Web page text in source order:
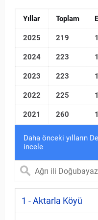
Yıllar Toplam
2025 219
2024 223
2023 223
2022 225
2021 260
Daha önceki yılların
incele
1 - Aktarla Köyü